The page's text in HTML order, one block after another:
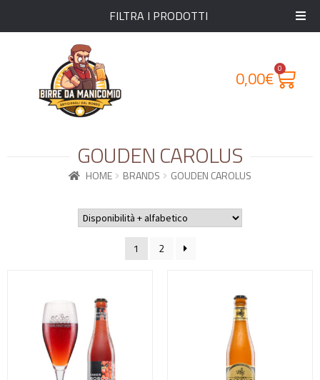
0,00€ 0
GOUDEN CAROLUS
HOME BRANDS GOUDEN CAROLUS
1 2
FILTRA I PRODOTTI